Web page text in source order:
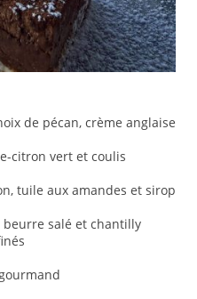
de pécan, crème anglaise
citron vert et coulis
tuile aux amandes et sirop
salé et chantilly